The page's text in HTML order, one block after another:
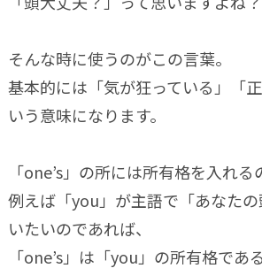
そんな時に使うのがこの言葉。
基本的には「気が狂っている」「
いう意味になります。
「one’s」の所には所有格を入れる
例えば「you」が主語で「あなた
いたいのであれば、
「one’s」は「you」の所有格であ